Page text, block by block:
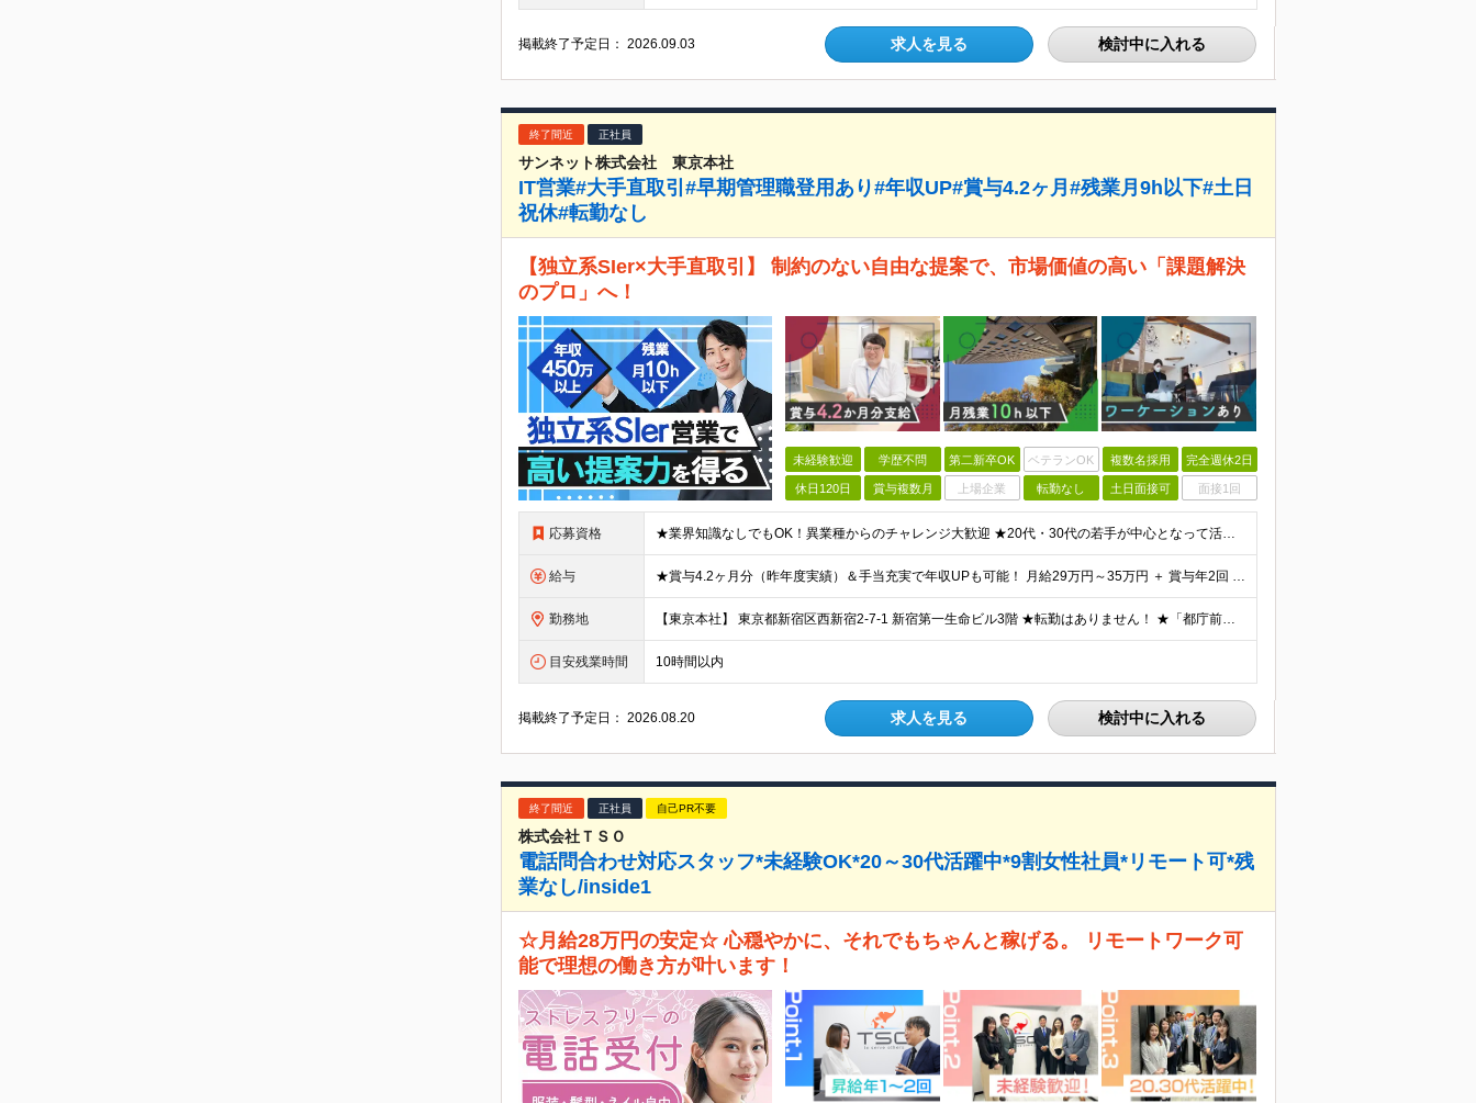
掲載終了予定日：2026.09.03 求人を見る 検討中に入れる
終了間近 正社員
サンネット株式会社 東京本社
IT営業#大手直取引#早期管理職登用あり#年収UP#賞与4.2ヶ月#残業月9h以下#土日
祝休#転勤なし
【独立系SIer×大手直取引】 制約のない自由な提案で、市場価値の高い「課題解決
のプロ」へ！
未経験歓迎 学歴不問 第二新卒OK ベテランOK 複数名採用 完全週休2日
休日120日 賞与複数月 上場企業 転勤なし 土日面接可 面接1回
応募資格 ★業界知識なしでもOK！異業種からのチャレンジ大歓迎 ★20代・30代の若手が中心となって活躍中 ◆学歴不問（学歴よりも、意欲とこれまでのご経験を評価する人物重視の採用です） 【必須条件】 ■法人営
給与 ★賞与4.2ヶ月分（昨年度実績）＆手当充実で年収UPも可能！ 月給29万円～35万円 ＋ 賞与年2回 ＋ 各種手当 ※前職（現職）の給与・経験・スキルを最大限考慮して金額を決定します。 ＜充実の手
勤務地 【東京本社】 東京都新宿区西新宿2-7-1 新宿第一生命ビル3階 ★転勤はありません！ ★「都庁前駅」からは駅直通で雨の日も濡れずに通勤可能です◎ ★東京メトロ丸の内線「西新宿駅」からも濡れずに来
目安残業時間 10時間以内
掲載終了予定日：2026.08.20 求人を見る 検討中に入れる
終了間近 正社員 自己PR不要
株式会社ＴＳＯ
電話問合わせ対応スタッフ*未経験OK*20～30代活躍中*9割女性社員*リモート可*残
業なし/inside1
☆月給28万円の安定☆ 心穏やかに、それでもちゃんと稼げる。 リモートワーク可
能で理想の働き方が叶います！